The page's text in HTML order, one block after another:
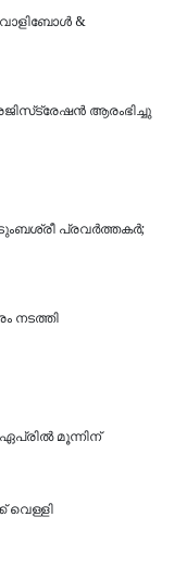
&
ആരംഭിച്ചു
പ്രവർത്തകർ;
നടത്തി
മൂന്നിന്
വെള്ളി